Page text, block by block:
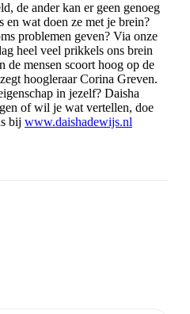
de ander kan er geen genoeg
wat doen ze met je brein?
problemen geven? Via onze
heel veel prikkels ons brein
de mensen scoort hoog op de
hoogleraar Corina Greven.
in jezelf? Daisha
of wil je wat vertellen, doe
bij www.daishadewijs.nl